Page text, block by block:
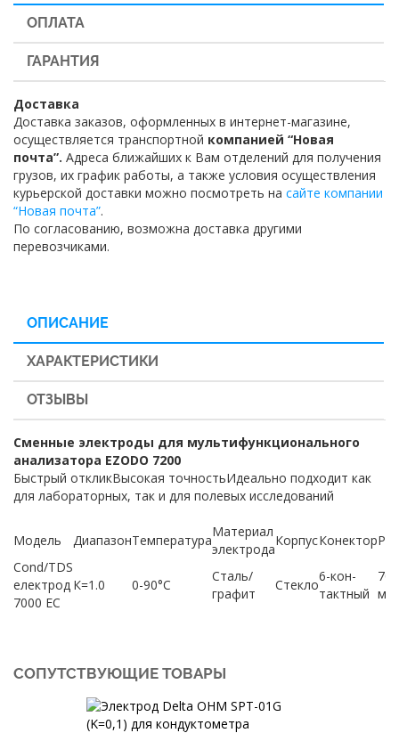
ОПЛАТА
ГАРАНТИЯ
Доставка
Доставка заказов, оформленных в интернет-магазине,
осуществляется транспортной компанией “Новая
почта”. Адреса ближайших к Вам отделений для получения
грузов, их график работы, а также условия осуществления
курьерской доставки можно посмотреть на сайте компании
“Новая почта”.
По согласованию, возможна доставка другими
перевозчиками.
ОПИСАНИЕ
ХАРАКТЕРИСТИКИ
ОТЗЫВЫ
Сменные электроды для мультифункционального
анализатора EZODO 7200
Быстрый откликВысокая точностьИдеально подходит как
для лабораторных, так и для полевых исследований
Модель ДиапазонТемпература
Материал
электрода
КорпусКонектор
Сond/TDS
електрод
7000 ЕС
К=1.0 0-90°С
Сталь/
графит
Стекло
6-кон-
тактный мм
СОПУТСТВУЮЩИЕ ТОВАРЫ